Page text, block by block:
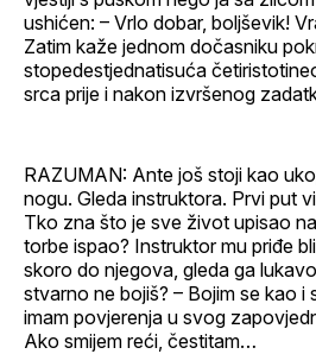
ushićen: – Vrlo dobar, boljševik!
Zatim kaže jednom dočasniku
stopedestjednatisuća
srca prije i nakon izvršenog
RAZUMAN: Ante još stoji kao
nogu. Gleda instruktora. Prvi put
Tko zna što je sve život upisao
torbe ispao? Instruktor mu priđe
skoro do njegova, gleda ga
stvarno ne bojiš? – Bojim se kao i
imam povjerenja u svog
Ako smijem reći, čestitam…